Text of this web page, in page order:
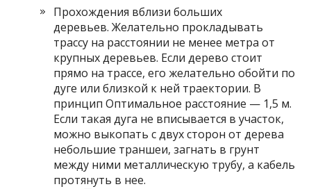
Прохождения вблизи больших
деревьев. Желательно прокладывать
трассу на расстоянии не менее метра от
крупных деревьев. Если дерево стоит
прямо на трассе, его желательно обойти по
дуге или близкой к ней траектории. В
принцип Оптимальное расстояние — 1,5 м.
Если такая дуга не вписывается в участок,
можно выкопать с двух сторон от дерева
небольшие траншеи, загнать в грунт
между ними металлическую трубу, а кабель
протянуть в нее.